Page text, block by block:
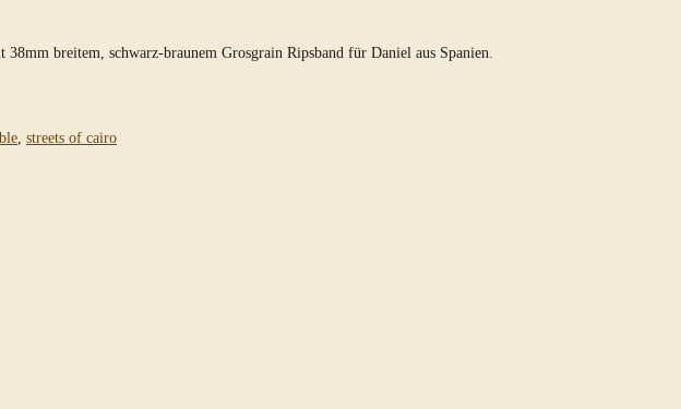
breitem, schwarz-braunem Grosgrain Ripsband für Daniel aus Spanien.
, streets of cairo